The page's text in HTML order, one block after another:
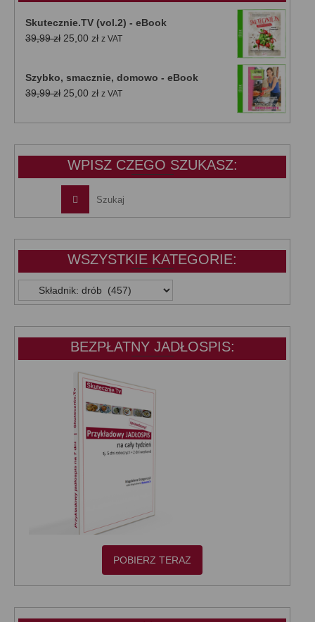
Skutecznie.TV (vol.2) - eBook
39,99zł Pierwotna
39,99 zł.
25,00 złAktualna
25,00 zł.
z VAT
Szybko, smacznie, domowo - eBook
39,99zł Pierwotna
wynosiła:
25,00 złAktualna
wynosi:
z VAT
WPISZ CZEGO SZUKASZ:
WSZYSTKIE KATEGORIE:
WSZYSTKIE
KATEGORIE:
BEZPŁATNY JADŁOSPIS:
POBIERZ TERAZ